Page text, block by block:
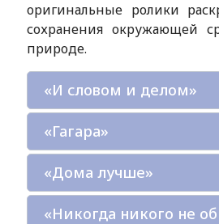
оригинальные ролики
сохранения окружающей
природе.
«И словом и делом»
«Гагара»
«Дома лучше»
«Никогда никого не